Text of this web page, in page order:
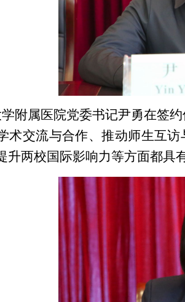
附属医院党委书记尹勇在签
术交流与合作、推动师生互
升两校国际影响力等方面都具